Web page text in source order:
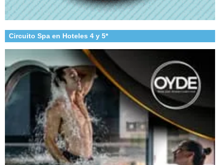
Circuito Spa en Hoteles 4 y 5*